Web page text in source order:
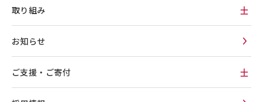
取り組み
お知らせ
ご支援・ご寄付